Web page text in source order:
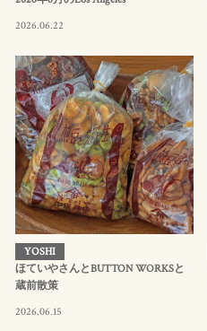
2026.06.22
YOSHI
ほていやさんとBUTTON WORKSと
蔵前散策
2026.06.15